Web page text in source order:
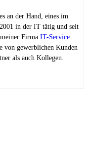
an der Hand, eines im
in der IT tätig und seit
Firma IT-Service
gewerblichen Kunden
als auch Kollegen.